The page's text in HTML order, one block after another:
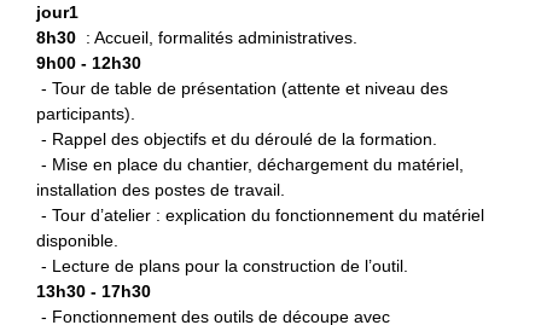
jour1
8h30 : Accueil, formalités administratives.
9h00 - 12h30
- Tour de table de présentation (attente et niveau des
participants).
- Rappel des objectifs et du déroulé de la formation.
- Mise en place du chantier, déchargement du matériel,
installation des postes de travail.
- Tour d’atelier : explication du fonctionnement du matériel
disponible.
- Lecture de plans pour la construction de l’outil.
13h30 - 17h30
- Fonctionnement des outils de découpe avec